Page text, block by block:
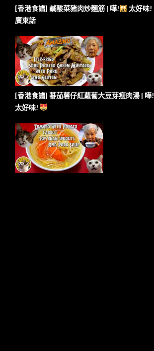
[香港食譜] 鹹酸菜豬肉炒麵筋 | 嘩! 太好味!
廣東話
[香港食譜] 蕃茄薯仔紅蘿蔔大豆芽瘦肉湯 | 嘩!
太好味!